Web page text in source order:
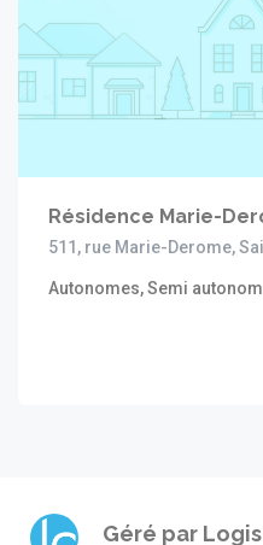
Résidence Marie-
511, rue Marie-Derome,
Autonomes, Semi
Géré par